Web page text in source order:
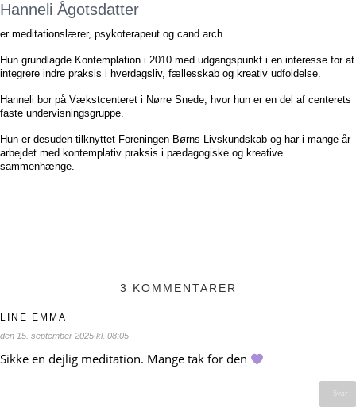
Hanneli Ågotsdatter
er meditationslærer, psykoterapeut og cand.arch.
Hun grundlagde Kontemplation i 2010 med udgangspunkt i en interesse for at
integrere indre praksis i hverdagsliv, fællesskab og kreativ udfoldelse.
Hanneli bor på Vækstcenteret i Nørre Snede, hvor hun er en del af centerets
faste undervisningsgruppe.
Hun er desuden tilknyttet Foreningen Børns Livskundskab og har i mange år
arbejdet med kontemplativ praksis i pædagogiske og kreative
sammenhænge.
3 KOMMENTARER
LINE EMMA
den 15. september 2025 kl. 08:05
Sikke en dejlig meditation. Mange tak for den
Svar